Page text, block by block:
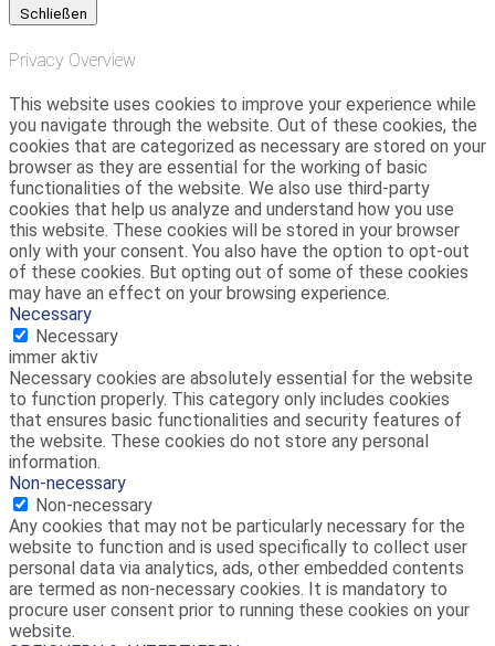
Schließen
Privacy Overview
This website uses cookies to improve your experience while
you navigate through the website. Out of these cookies, the
cookies that are categorized as necessary are stored on your
browser as they are essential for the working of basic
functionalities of the website. We also use third-party
cookies that help us analyze and understand how you use
this website. These cookies will be stored in your browser
only with your consent. You also have the option to opt-out
of these cookies. But opting out of some of these cookies
may have an effect on your browsing experience.
Necessary
Necessary
immer aktiv
Necessary cookies are absolutely essential for the website
to function properly. This category only includes cookies
that ensures basic functionalities and security features of
the website. These cookies do not store any personal
information.
Non-necessary
Non-necessary
Any cookies that may not be particularly necessary for the
website to function and is used specifically to collect user
personal data via analytics, ads, other embedded contents
are termed as non-necessary cookies. It is mandatory to
procure user consent prior to running these cookies on your
website.